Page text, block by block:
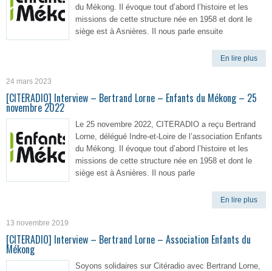
du Mékong. Il évoque tout d’abord l’histoire et les
missions de cette structure née en 1958 et dont le
siège est à Asnières. Il nous parle ensuite
En lire plus
24 mars 2023
[CITERADIO] Interview – Bertrand Lorne – Enfants du Mékong – 25
novembre 2022
Le 25 novembre 2022, CITERADIO a reçu Bertrand
Lorne, délégué Indre-et-Loire de l’association Enfants
du Mékong. Il évoque tout d’abord l’histoire et les
missions de cette structure née en 1958 et dont le
siège est à Asnières. Il nous parle
En lire plus
13 novembre 2019
[CITERADIO] Interview – Bertrand Lorne – Association Enfants du
Mékong
Soyons solidaires sur Citéradio avec Bertrand Lorne,